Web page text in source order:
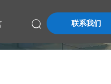
 联系我们